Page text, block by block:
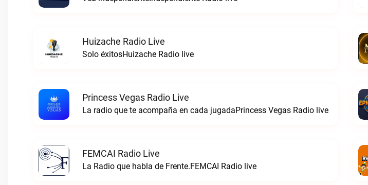
Huizache Radio Live
Solo éxitosHuizache Radio live
Princess Vegas Radio Live
La radio que te acompaña en cada jugadaPrincess Vegas Radio live
FEMCAI Radio Live
La Radio que habla de Frente.FEMCAI Radio live